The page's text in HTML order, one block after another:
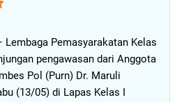
Lembaga Pemasyarakatan Kelas
pengawasan dari Anggota
Pol (Purn) Dr. Maruli
(13/05) di Lapas Kelas I